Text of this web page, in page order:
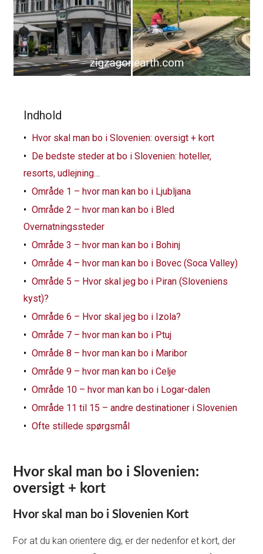
Indhold
Hvor skal man bo i Slovenien: oversigt + kort
De bedste steder at bo i Slovenien: hoteller,
resorts, udlejning…
Område 1 – hvor man kan bo i Ljubljana
Område 2 – hvor man kan bo i Bled
Overnatningssteder
Område 3 – hvor man kan bo i Bohinj
Område 4 – hvor man kan bo i Bovec (Soca Valley)
Område 5 – Hvor skal jeg bo i Piran (Sloveniens
kyst)?
Område 6 – Hvor skal jeg bo i Izola?
Område 7 – hvor man kan bo i Ptuj
Område 8 – hvor man kan bo i Maribor
Område 9 – hvor man kan bo i Celje
Område 10 – hvor man kan bo i Logar-dalen
Område 11 til 15 – andre destinationer i Slovenien
Ofte stillede spørgsmål
Hvor skal man bo i Slovenien:
oversigt + kort
Hvor skal man bo i Slovenien Kort
For at du kan orientere dig, er der nedenfor et kort, der